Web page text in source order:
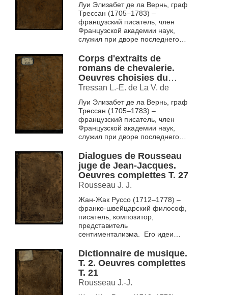
Луи Элизабет де ла Вернь, граф
Трессан (1705–1783) –
французский писатель, член
Французской академии наук,
служил при дворе последнего
Станислава Понятовского, был
постоянным...
Corps d'extraits de
romans de chevalerie.
Oeuvres choisies du
comte de Tressan T. 7
Tressan L.-E. de La V. de
Луи Элизабет де ла Вернь, граф
Трессан (1705–1783) –
французский писатель, член
Французской академии наук,
служил при дворе последнего
Станислава Понятовского, был
постоянным...
Dialogues de Rousseau
juge de Jean-Jacques.
Oeuvres complettes T. 27
Rousseau J. J.
Жан-Жак Руссо (1712–1778) –
франко-швейцарский философ,
писатель, композитор,
представитель
сентиментализма. Его идеи
Просвещения. Считается
предтечей...
Dictionnaire de musique.
T. 2. Oeuvres complettes
T. 21
Rousseau J.-J.